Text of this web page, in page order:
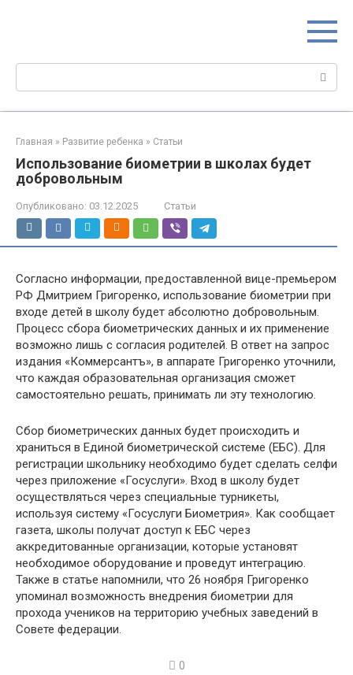
Поиск:
Главная » Развитие ребенка » Статьи
Использование биометрии в школах будет
добровольным
Опубликовано: 03.12.2025 Статьи
Согласно информации, предоставленной вице-премьером
РФ Дмитрием Григоренко, использование биометрии при
входе детей в школу будет абсолютно добровольным.
Процесс сбора биометрических данных и их применение
возможно лишь с согласия родителей. В ответ на запрос
издания «Коммерсантъ», в аппарате Григоренко уточнили,
что каждая образовательная организация сможет
самостоятельно решать, принимать ли эту технологию.
Сбор биометрических данных будет происходить и
храниться в Единой биометрической системе (ЕБС). Для
регистрации школьнику необходимо будет сделать селфи
через приложение «Госуслуги». Вход в школу будет
осуществляться через специальные турникеты,
используя систему «Госуслуги Биометрия». Как сообщает
газета, школы получат доступ к ЕБС через
аккредитованные организации, которые установят
необходимое оборудование и проведут интеграцию.
Также в статье напомнили, что 26 ноября Григоренко
упоминал возможность внедрения биометрии для
прохода учеников на территорию учебных заведений в
Совете федерации.
0